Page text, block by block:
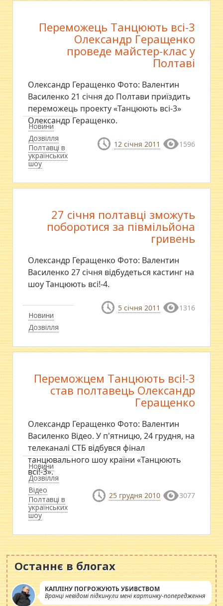
Новини
Дозвілля
Полтавці в
українських
шоу
Переможець Танцюють всі-3
Олександр Геращенко
проведе майстер-клас у
Полтаві
Олександр Геращенко Фото: Валентин
Василенко 21 січня до Полтави приїздить
переможець проекту «Танцюють всі-3»
Олександр Геращенко.
12 січня 2011 1596
Новини
Дозвілля
27 січня полтавці зможуть
поборотися за півмільйона
гривень
Олександр Геращенко Фото: Валентин
Василенко 27 січня відбудеться кастинг на
шоу Танцюють всі!-4.
5 січня 2011 1316
Новини
Дозвілля
Відео
Полтавці в
українських
шоу
Переможцем Танцюють всі!-3
став полтавець Олександр
Геращенко
Олександр Геращенко Фото: Валентин
Василенко Відео. У п'ятницю, 24 грудня, на
телеканалі СТБ відбувся фінал
танцювального шоу країни «Танцюють
всі!-3».
25 грудня 2010 3077
Останнє в блогах
КАПЛІНУ ПОГРОЖУЮТЬ УБИВСТВОМ
Вранці невідомі підкинули мені картинку-попередження